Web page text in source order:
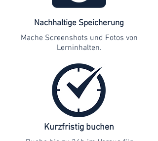
Nachhaltige Speicherung
Mache Screenshots und Fotos von
Lerninhalten.
Kurzfristig buchen